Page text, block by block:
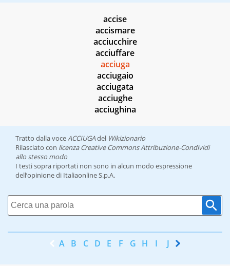
accise
accismare
acciucchire
acciuffare
acciuga
acciugaio
acciugata
acciughe
acciughina
Tratto dalla voceACCIUGAdel Wikizionario
Rilasciato con licenza Creative Commons Attribuzione-Condividi
allo stesso modo
I testi sopra riportati non sono in alcun modo espressione
dell’opinione di Italiaonline S.p.A.
A B C D E F G H I J K